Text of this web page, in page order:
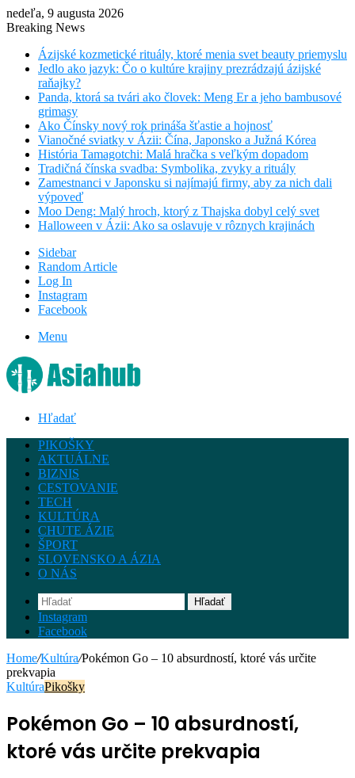
nedeľa, 9 augusta 2026
Breaking News
Ázijské kozmetické rituály, ktoré menia svet beauty priemyslu
Jedlo ako jazyk: Čo o kultúre krajiny prezrádzajú ázijské
raňajky?
Panda, ktorá sa tvári ako človek: Meng Er a jeho bambusové
grimasy
Ako Čínsky nový rok prináša šťastie a hojnosť
Vianočné sviatky v Ázii: Čína, Japonsko a Južná Kórea
História Tamagotchi: Malá hračka s veľkým dopadom
Tradičná čínska svadba: Symbolika, zvyky a rituály
Zamestnanci v Japonsku si najímajú firmy, aby za nich dali
výpoveď
Moo Deng: Malý hroch, ktorý z Thajska dobyl celý svet
Halloween v Ázii: Ako sa oslavuje v rôznych krajinách
Sidebar
Random Article
Log In
Instagram
Facebook
Menu
Hľadať
PIKOŠKY
AKTUÁLNE
BIZNIS
CESTOVANIE
TECH
KULTÚRA
CHUTE ÁZIE
ŠPORT
SLOVENSKO A ÁZIA
O NÁS
Hľadať
Instagram
Facebook
Home/Kultúra/Pokémon Go – 10 absurdností, ktoré vás určite
prekvapia
KultúraPikošky
Pokémon Go – 10 absurdností,
ktoré vás určite prekvapia